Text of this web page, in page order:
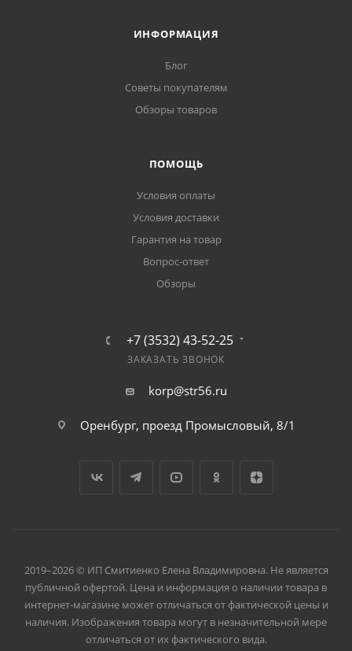
ИНФОРМАЦИЯ
Блог
Советы покупателям
Обзоры товаров
ПОМОЩЬ
Условия оплаты
Условия доставки
Гарантия на товар
Вопрос-ответ
Обзоры
+7 (3532) 43-52-25
ЗАКАЗАТЬ ЗВОНОК
korp@str56.ru
Оренбург, проезд Промысловый, 8/1
2019–2026 © ИП Смитиенко Елена Владимировна. Не является
публичной офертой. Цена и информация о наличии товара в
интернет-магазине может отличаться от фактической цены и
наличия. Изображения товара могут в незначительной мере
отличаться от их фактического вида.